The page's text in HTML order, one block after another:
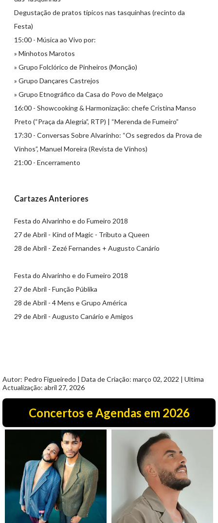
Degustação de pratos típicos nas tasquinhas (recinto da
Festa)
15:00 - Música ao Vivo por:
» Minhotos Marotos
» Grupo Folclórico de Pinheiros (Monção)
» Grupo Dançares Castrejos
» Grupo Etnográfico da Casa do Povo de Melgaço
16:00 - Showcooking & Harmonização: chefe Cristina Manso
Preto (“Praça da Alegria”, RTP) | “Merenda de Fumeiro”
17:30 - Conversas Sobre Alvarinho: “Os segredos da Prova de
Vinhos”, Manuel Moreira (Revista de Vinhos)
21:00 - Encerramento
Cartazes Anteriores
Festa do Alvarinho e do Fumeiro 2018
27 de Abril - Kind of Magic - Tributo a Queen
28 de Abril - Zezé Fernandes + Augusto Canário
Festa do Alvarinho e do Fumeiro 2018
27 de Abril - Função Públika
28 de Abril - 4 Mens e Grupo América
29 de Abril - Augusto Canário e Amigos
Autor: Pedro Figueiredo | Data de Criação: março 02, 2022 | Ultima
Actualização: abril 27, 2026
Concertos e Agendas em 2026